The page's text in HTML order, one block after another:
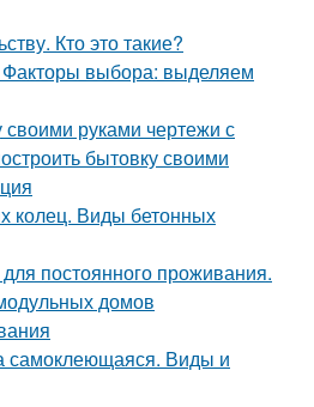
Кто это такие?
выбора: выделяем
своими руками чертежи с
бытовку своими
колец. Виды бетонных
постоянного проживания.
домов
самоклеющаяся. Виды и